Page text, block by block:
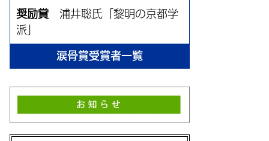
奨励賞
浦井聡氏「黎明の京都学
派」
涙骨賞受賞者一覧